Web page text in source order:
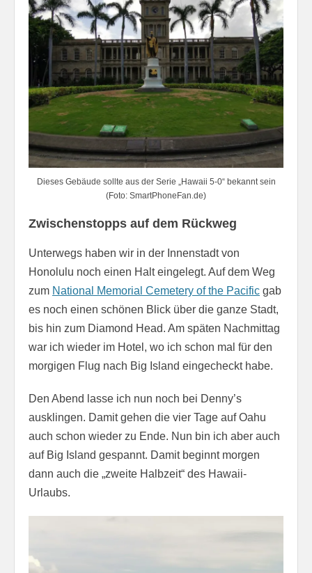
Dieses Gebäude sollte aus der Serie „Hawaii 5-0“ bekannt sein
(Foto: SmartPhoneFan.de)
Zwischenstopps auf dem Rückweg
Unterwegs haben wir in der Innenstadt von
Honolulu noch einen Halt eingelegt. Auf dem Weg
zum National Memorial Cemetery of the Pacific gab
es noch einen schönen Blick über die ganze Stadt,
bis hin zum Diamond Head. Am späten Nachmittag
war ich wieder im Hotel, wo ich schon mal für den
morgigen Flug nach Big Island eingecheckt habe.
Den Abend lasse ich nun noch bei Denny’s
ausklingen. Damit gehen die vier Tage auf Oahu
auch schon wieder zu Ende. Nun bin ich aber auch
auf Big Island gespannt. Damit beginnt morgen
dann auch die „zweite Halbzeit“ des Hawaii-
Urlaubs.